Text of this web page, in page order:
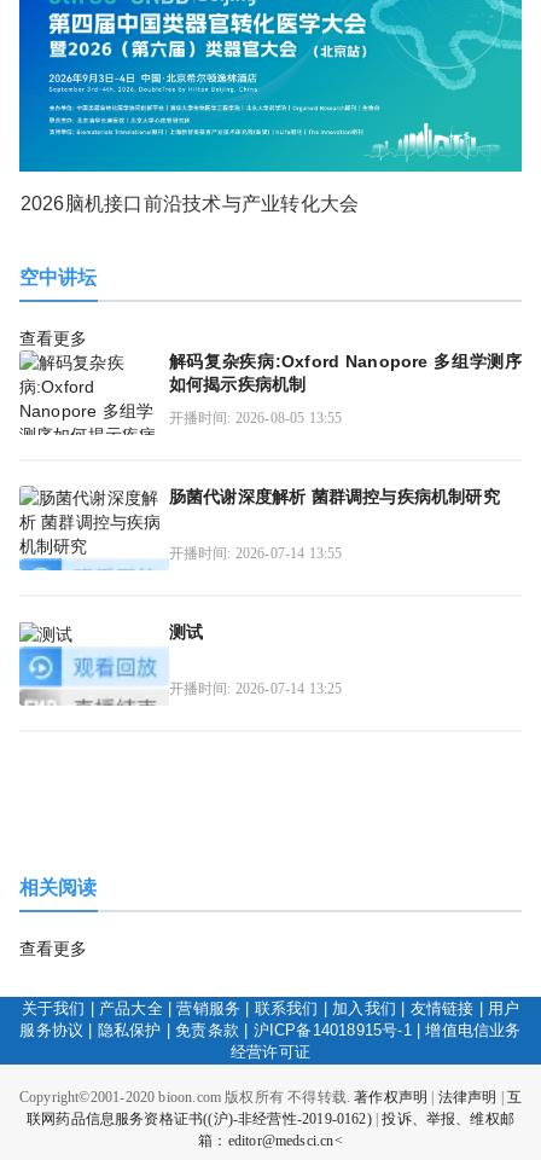
2026脑机接口前沿技术与产业转化大会
空中讲坛
查看更多
解码复杂疾病:Oxford Nanopore 多组学测序
如何揭示疾病机制
开播时间: 2026-08-05 13:55
肠菌代谢深度解析 菌群调控与疾病机制研究
开播时间: 2026-07-14 13:55
测试
开播时间: 2026-07-14 13:25
相关阅读
查看更多
关于我们 产品大全|营销服务 联系我们 加入我们 友情链接
用户
服务协议
隐私保护 |免责条款 沪ICP备14018915号-1|增值电信业务
经营许可证
Copyright©2001-2020 bioon.com 版权所有 不得转载.著作权声明 法律声明
互
联网药品信息服务资格证书((沪)-非经营性-2019-0162)|投诉、举报、维权邮
箱：editor@medsci.cn<